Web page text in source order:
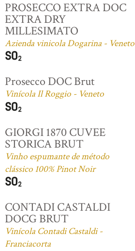
PROSECCO EXTRA DOC
EXTRA DRY
MILLESIMATO
Azienda vinicola Dogarina - Veneto
Prosecco DOC Brut
Vinícola Il Roggio - Veneto
GIORGI 1870 CUVEE
STORICA BRUT
Vinho espumante de método
clássico 100% Pinot Noir
CONTADI CASTALDI
DOCG BRUT
Vinícola Contadi Castaldi -
Franciacorta